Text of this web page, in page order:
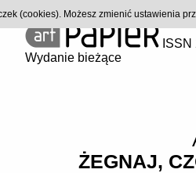
Wydanie bieżące
ŻEGNAJ,
(cookies). Możesz zmienić ustawienia